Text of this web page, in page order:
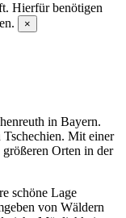
Hierfür benötigen
×
in Bayern.
Tschechien. Mit einer
Orten in der
schöne Lage
von Wäldern